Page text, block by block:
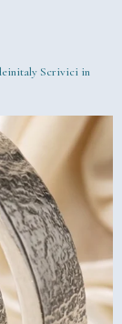
Scrivici in